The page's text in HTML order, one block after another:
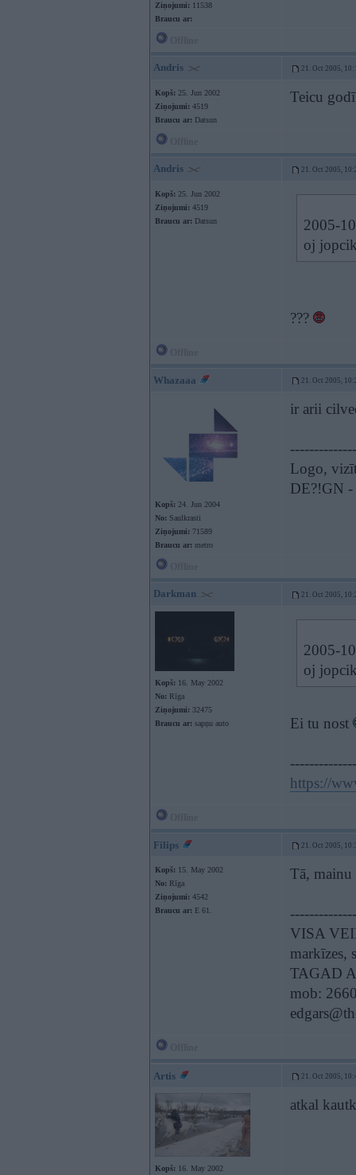
Ziņojumi: 11538
Braucu ar:
Andris 21. Oct 2005,
Kopš: 25. Jun 2002
Ziņojumi: 4519
Braucu ar: Datsun
Teicu
Andris 21. Oct 2005,
Kopš: 25. Jun 2002
Ziņojumi: 4519
Braucu ar: Datsun
2005-
oj
???
Whazaaa 21. Oct 2005,
Kopš: 24. Jun 2004
No: Saulkrasti
Ziņojumi: 71589
Braucu ar: metro
ir arii
Logo,
DE?!GN -
Darkman 21. Oct 2005,
Kopš: 16. May 2002
No: Rīga
Ziņojumi: 32475
Braucu ar: sapņu auto
2005-
oj
Ei tu nost
https://
Filips 21. Oct 2005,
Kopš: 15. May 2002
No: Rīga
Ziņojumi: 4542
Braucu ar: E 61.
Tā,
VISA
markīzes,
TAGAD
mob:
Artis 21. Oct 2005,
Kopš: 16. May 2002
atkal